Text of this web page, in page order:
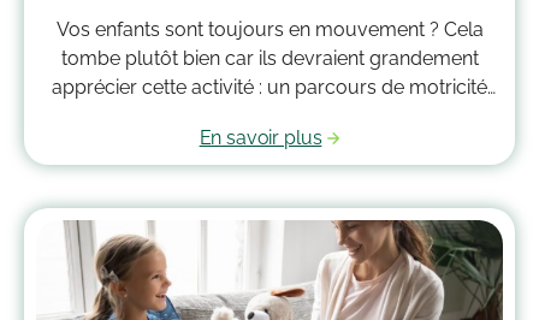
Vos enfants sont toujours en mouvement ? Cela
tombe plutôt bien car ils devraient grandement
apprécier cette activité : un parcours de motricité
qui vous guideront pour savoir comment faire un
parcours de motricité à la maison !
En savoir plus